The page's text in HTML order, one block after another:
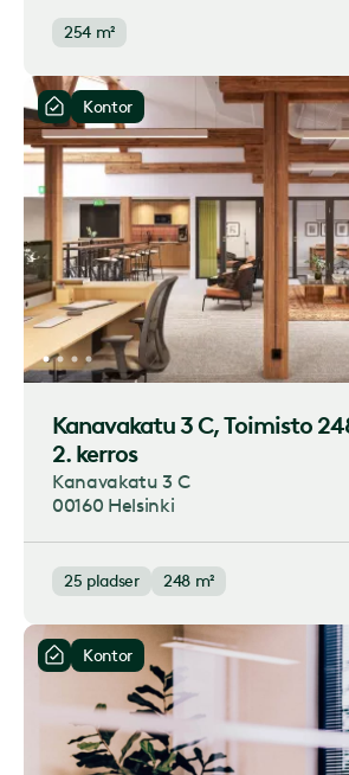
254 m²
Kontor
Kanavakatu 3 C, Toimisto
2. kerros
Kanavakatu 3 C
00160 Helsinki
25 pladser 248 m²
Kontor